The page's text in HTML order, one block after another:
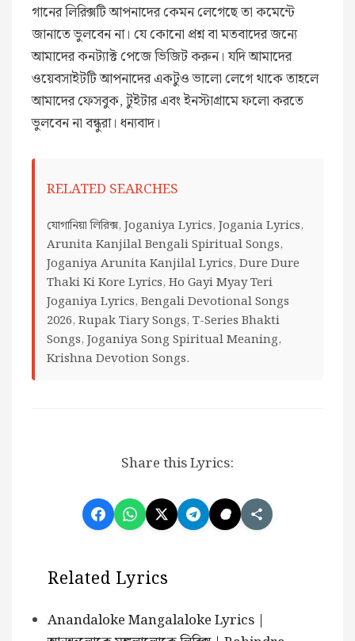
গানের লিরিক্সটি আপনাদের কেমন লেগেছে তা কমেন্টে
জানাতে ভুলবেন না। যে কোনো প্রশ্ন বা মতবাদের জন্যে
আমাদের কনট্যাক্ট পেজে ভিজিট করুন। যদি আমাদের
ওয়েবসাইটটি আপনাদের একটুও ভালো লেগে থাকে তাহলে
আমাদের ফেসবুক, টুইটার এবং ইনস্টাগ্রামে ফলো করতে
ভুলবেন না বন্ধুরা। ধন্যবাদ।
RELATED SEARCHES
যোগানিয়া লিরিক্স, Joganiya Lyrics, Jogania Lyrics,
Arunita Kanjilal Bengali Spiritual Songs,
Joganiya Arunita Kanjilal Lyrics, Dure Dure
Thaki Ki Kore Lyrics, Ho Gayi Myay Teri
Joganiya Lyrics, Bengali Devotional Songs
2026, Rupak Tiary Songs, T-Series Bhakti
Songs, Joganiya Song Spiritual Meaning,
Krishna Devotion Songs.
Share this Lyrics:
Related Lyrics
Anandaloke Mangalaloke Lyrics |